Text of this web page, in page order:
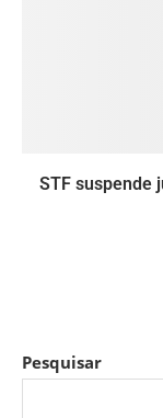
STF suspende
Pesquisar